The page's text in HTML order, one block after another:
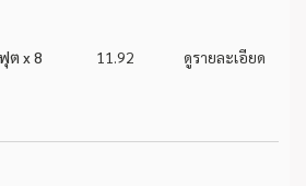
ต x 8 11.92 ดูรายละเอียด